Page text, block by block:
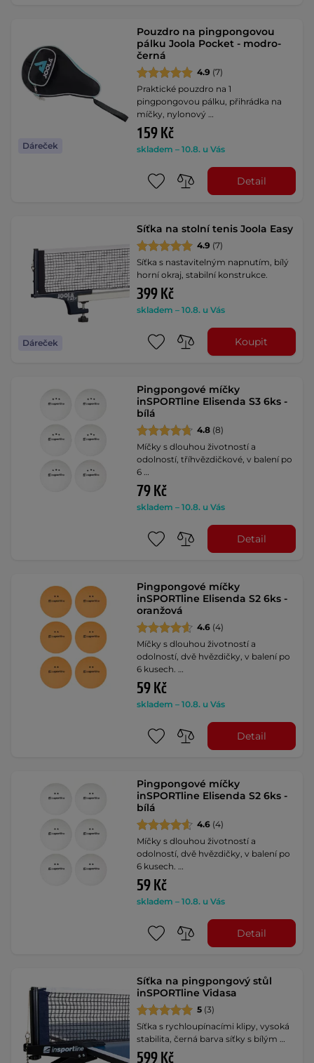
Dáreček
Pouzdro na pingpongovou
pálku Joola Pocket - modro-
černá
4.9 (7)
Praktické pouzdro na 1
pingpongovou pálku, přihrádka na
míčky, nylonový …
159 Kč
skladem – 10.8. u Vás
Detail
Dáreček
Síťka na stolní tenis Joola Easy
4.9 (7)
Síťka s nastavitelným napnutím, bílý
horní okraj, stabilní konstrukce.
399 Kč
skladem – 10.8. u Vás
Koupit
Pingpongové míčky
inSPORTline Elisenda S3 6ks -
bílá
4.8 (8)
Míčky s dlouhou životností a
odolností, tříhvězdičkové, v balení po
6 …
79 Kč
skladem – 10.8. u Vás
Detail
Pingpongové míčky
inSPORTline Elisenda S2 6ks -
oranžová
4.6 (4)
Míčky s dlouhou životností a
odolností, dvě hvězdičky, v balení po
6 kusech. …
59 Kč
skladem – 10.8. u Vás
Detail
Pingpongové míčky
inSPORTline Elisenda S2 6ks -
bílá
4.6 (4)
Míčky s dlouhou životností a
odolností, dvě hvězdičky, v balení po
6 kusech. …
59 Kč
skladem – 10.8. u Vás
Detail
Síťka na pingpongový stůl
inSPORTline Vidasa
5 (3)
Síťka s rychloupínacími klipy, vysoká
stabilita, černá barva síťky s bílým …
599 Kč